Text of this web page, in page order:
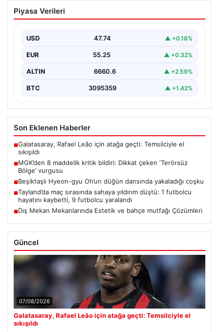
MGK’den 8 maddelik kritik bildiri: Dikkat
çeken ‘Terörsüz Bölge’ vurgusu
Piyasa Verileri
USD 47.74 ▲ +0.18%
EUR 55.25 ▲ +0.32%
ALTIN 6660.6 ▲ +2.59%
BTC 3095359 ▲ +1.42%
Son Eklenen Haberler
■Galatasaray, Rafael Leão için atağa geçti: Temsilciyle el
sıkışıldı
■MGK’den 8 maddelik kritik bildiri: Dikkat çeken ‘Terörsüz
Bölge’ vurgusu
■Beşiktaşlı Hyeon-gyu Oh’un düğün dansında yakaladığı coşku
■Tayland’da maç sırasında sahaya yıldırım düştü: 1 futbolcu
hayatını kaybetti, 9 futbolcu yaralandı
■Dış Mekan Mekanlarında Estetik ve bahçe mutfağı Çözümleri
Güncel
07/08/2026
Galatasaray, Rafael Leão için atağa geçti: Temsilciyle el
sıkışıldı